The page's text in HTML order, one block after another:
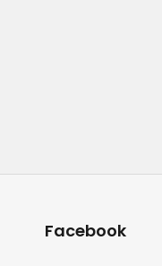
Facebook